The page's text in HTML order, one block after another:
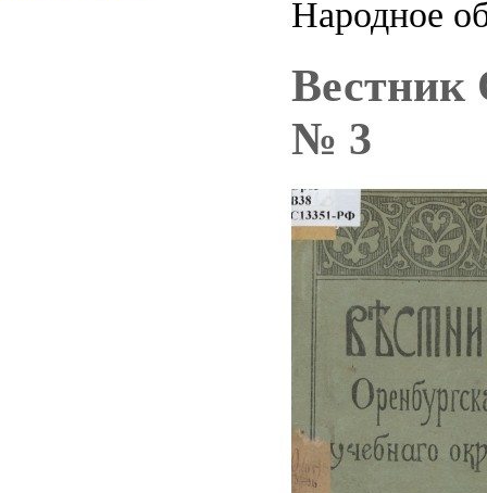
Народное
Вестник
№ 3